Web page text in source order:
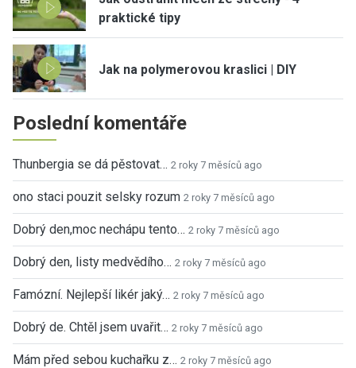
praktické tipy
Jak na polymerovou kraslici | DIY
Poslední komentáře
Thunbergia se dá pěstovat… 2 roky 7 měsíců ago
ono staci pouzit selsky rozum 2 roky 7 měsíců ago
Dobrý den,moc nechápu tento… 2 roky 7 měsíců ago
Dobrý den, listy medvědího… 2 roky 7 měsíců ago
Famózní. Nejlepší likér jaký… 2 roky 7 měsíců ago
Dobrý de. Chtěl jsem uvařit… 2 roky 7 měsíců ago
Mám před sebou kuchařku z… 2 roky 7 měsíců ago